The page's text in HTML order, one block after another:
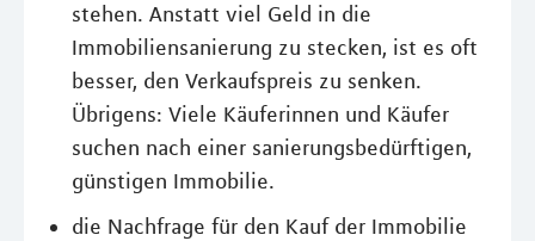
stehen. Anstatt viel Geld in die
Immobiliensanierung zu stecken, ist es oft
besser, den Verkaufspreis zu senken.
Übrigens: Viele Käuferinnen und Käufer
suchen nach einer sanierungsbedürftigen,
günstigen Immobilie.
die Nachfrage für den Kauf der Immobilie